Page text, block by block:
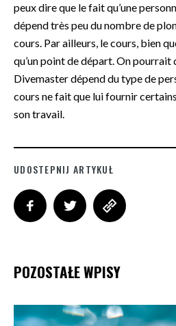
peux dire que le fait qu’une
dépend très peu du nombre de
cours. Par ailleurs, le cours, bien
qu’un point de départ. On pourrait
Divemaster dépend du type de
cours ne fait que lui fournir
son travail.
UDOSTEPNIJ ARTYKUŁ
POZOSTAŁE WPISY